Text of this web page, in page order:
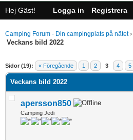
Hej Gäst! Logga in Registrera
Camping Forum - Din campingplats på nätet›
Veckans bild 2022
Sidor (19): « Föregående 1 2 3 4 5
Veckans bild 2022
apersson850
Camping Jedi